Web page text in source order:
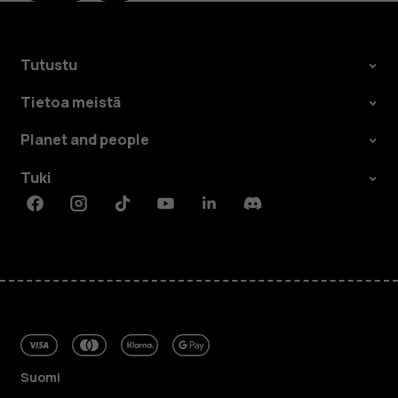
Tutustu
Tietoa meistä
Planet and people
Tuki
FacebookInstagramTiktokYoutubeLinkedinDiscord
Suomi